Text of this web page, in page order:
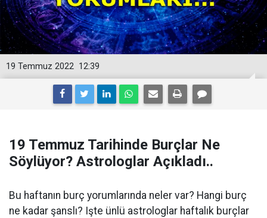
12:39
19 Temmuz 2022
19 Temmuz Tarihinde Burçlar Ne
Söylüyor? Astrologlar Açıkladı..
Bu haftanın burç yorumlarında neler var? Hangi burç
ne kadar şanslı? Işte ünlü astrologlar haftalık burçlar